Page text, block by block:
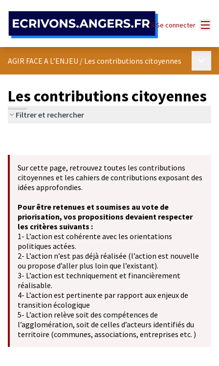
Se connecter
AGIR FACE A L’ENJEU / Les contributions citoyennes
Les contributions citoyennes
Filtrer et rechercher
Sur cette page, retrouvez toutes les contributions
citoyennes et les cahiers de contributions exposant des
idées approfondies.
Pour être retenues et soumises au vote de
priorisation, vos propositions devaient respecter
les critères suivants :
1- L’action est cohérente avec les orientations
politiques actées.
2- L’action n’est pas déjà réalisée (l’action est nouvelle
ou propose d’aller plus loin que l’existant).
3- L’action est techniquement et financièrement
réalisable.
4- L’action est pertinente par rapport aux enjeux de
transition écologique
5- L’action relève soit des compétences de
l’agglomération, soit de celles d’acteurs identifiés du
territoire (communes, associations, entreprises etc. )